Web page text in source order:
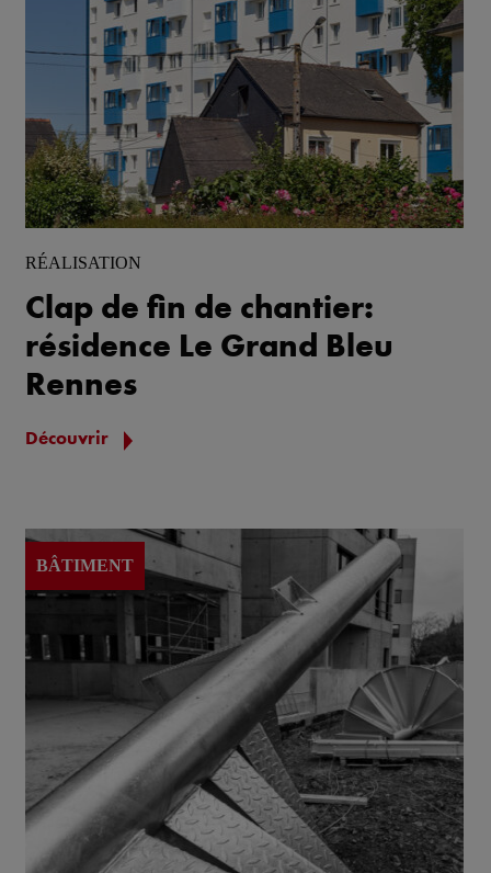
RÉALISATION
Clap de fin de chantier:
résidence Le Grand Bleu
Rennes
Découvrir
BÂTIMENT